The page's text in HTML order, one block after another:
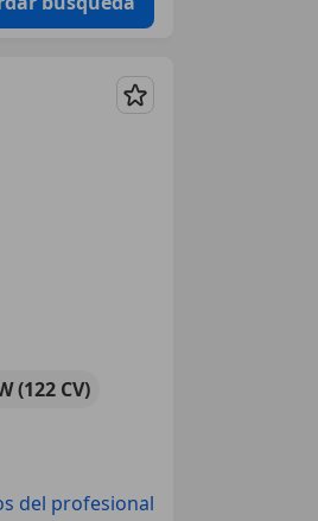
Guardar
(122 CV)
del profesional